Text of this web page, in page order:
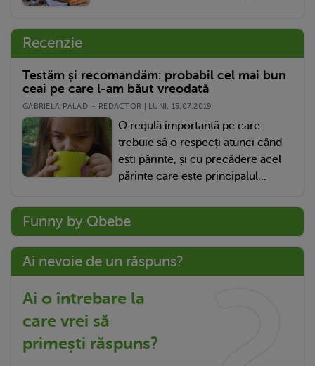
Recenzie
Testăm și recomandăm: probabil cel mai bun
ceai pe care l-am băut vreodată
GABRIELA PALADI - REDACTOR | LUNI, 15.07.2019
O regulă importantă pe care
trebuie să o respecți atunci când
ești părinte, și cu precădere acel
părinte care este principalul...
Funny by Qbebe
Ai nevoie de un răspuns?
Ai o întrebare la
care vrei să
primești răspuns?